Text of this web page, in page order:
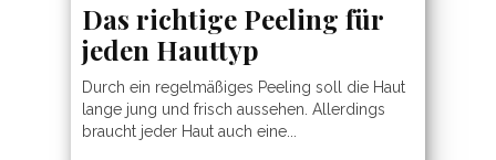
Das richtige Peeling für
jeden Hauttyp
Durch ein regelmäßiges Peeling soll die Haut
lange jung und frisch aussehen. Allerdings
braucht jeder Haut auch eine...